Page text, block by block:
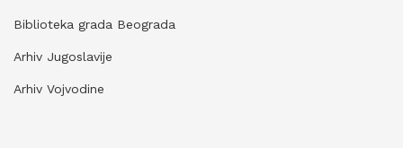
Biblioteka grada Beograda
Arhiv Jugoslavije
Arhiv Vojvodine